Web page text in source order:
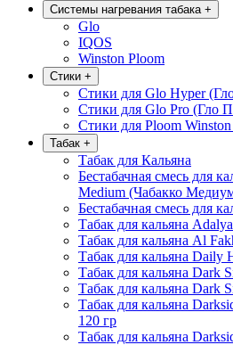
Системы нагревания табака +
Glo
IQOS
Winston Ploom
Стики +
Стики для Glo Hyper
Стики для Glo Pro (Гло
Стики для Ploom
Табак +
Табак для Кальяна
Бестабачная смесь для
Medium (Чабакко
Бестабачная смесь для
Табак для кальяна
Табак для кальяна Al
Табак для кальяна Daily
Табак для кальяна Dark
Табак для кальяна Dark
Табак для кальяна
120 гр
Табак для кальяна